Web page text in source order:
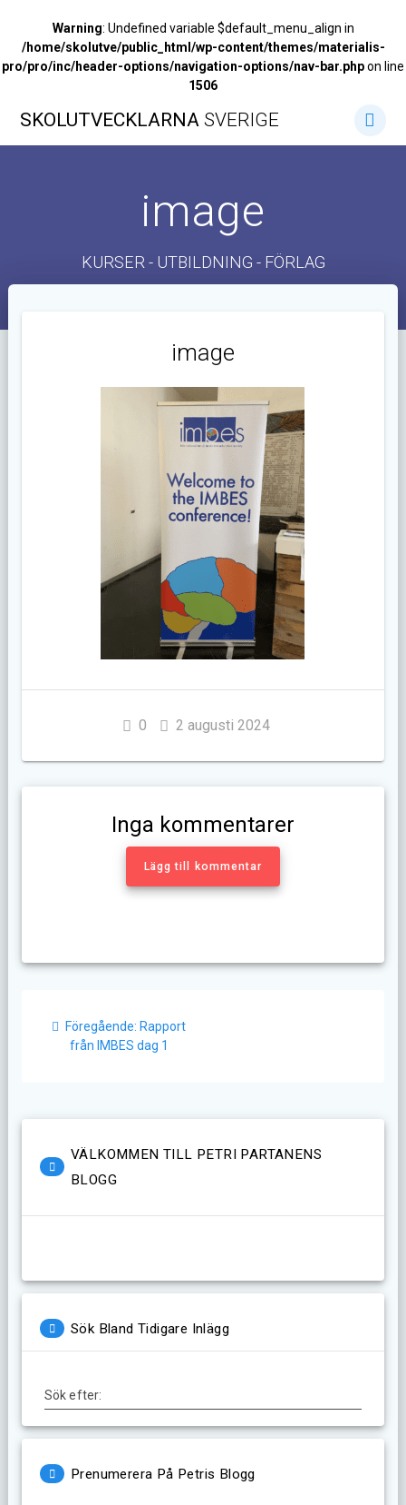
Warning: Undefined variable $default_menu_align in
/home/skolutve/public_html/wp-content/themes/materialis-
pro/pro/inc/header-options/navigation-options/nav-bar.phpon line
1506
till
SKOLUTVECKLARNA SVERIGE
image
KURSER - UTBILDNING - FÖRLAG
image
0 2 augusti 2024
Inga kommentarer
Lägg till kommentar
Föregående: Föregående
inlägg:
Rapport
från IMBES dag 1
VÄLKOMMEN TILL PETRI PARTANENS
BLOGG
Sök Bland Tidigare Inlägg
Sök efter:
Prenumerera På Petris Blogg